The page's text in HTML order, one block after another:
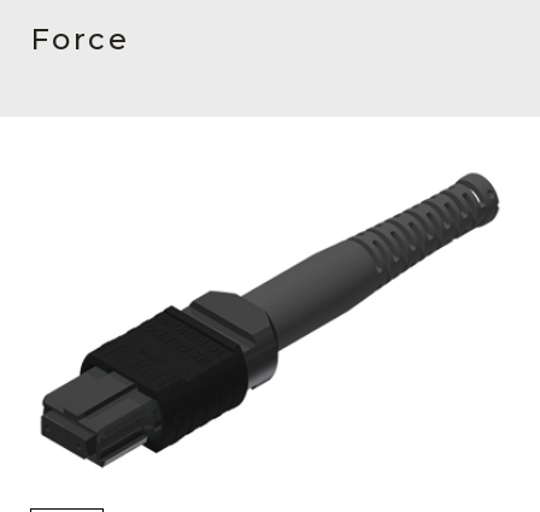
活动信息
订阅
Force